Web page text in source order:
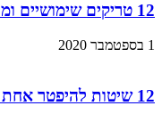
12 טריקים שימושיים ומוזרים הקשורים לאופנה שכל אחת חייבת להכיר
1 בספטמבר 2020
12 שיטות להיפטר אחת ולתמיד מהנפיחות בבטן מבלי להתאמן!